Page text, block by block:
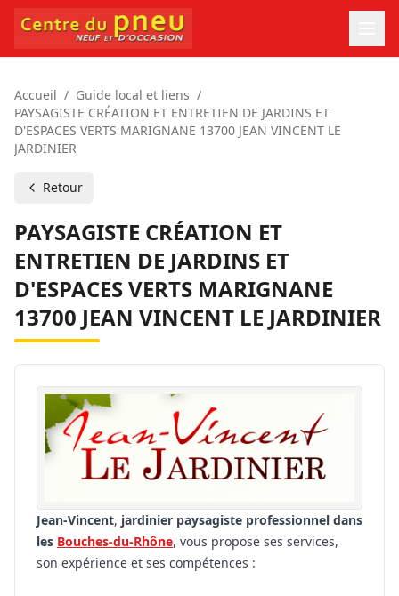
Accueil / Guide local et liens /
PAYSAGISTE CRÉATION ET ENTRETIEN DE JARDINS ET
D'ESPACES VERTS MARIGNANE 13700 JEAN VINCENT LE
JARDINIER
Retour
PAYSAGISTE CRÉATION ET
ENTRETIEN DE JARDINS ET
D'ESPACES VERTS MARIGNANE
13700 JEAN VINCENT LE JARDINIER
Jean-Vincent, jardinier paysagiste professionnel dans
les Bouches-du-Rhône, vous propose ses services,
son expérience et ses compétences :